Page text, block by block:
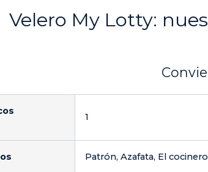
Velero My Lotty:
1
Patrón, Azafata, El